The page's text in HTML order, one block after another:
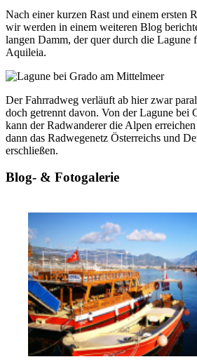
Nach einer kurzen Rast und einem ersten
wir werden in einem weiteren Blog
langen Damm, der quer durch die Lagune
Aquileia.
Der Fahrradweg verläuft ab hier zwar
doch getrennt davon. Von der Lagune bei
kann der Radwanderer die Alpen
dann das Radwegenetz Österreichs und
erschließen.
Blog- & Fotogalerie